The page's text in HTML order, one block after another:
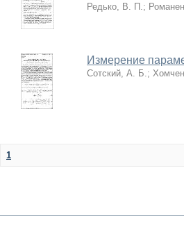
Редько, В. П.;
Измерение
Сотский, А. Б.;
1